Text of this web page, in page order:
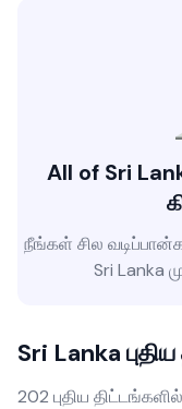
All of Sri
நீங்கள் சில
Sri Lanka
Sri Lanka
202 புதிய